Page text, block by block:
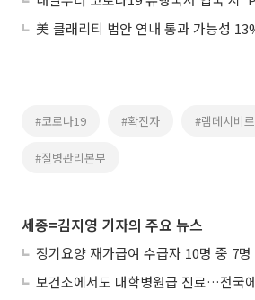
#코로나19 #확진자 #렘데시비르
#질병관리본부
세종=김지영 기자의 주요 뉴스